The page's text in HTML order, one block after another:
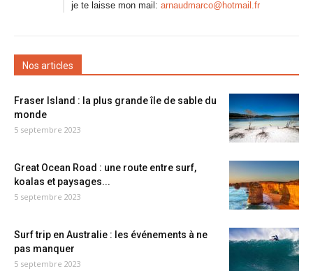
je te laisse mon mail: arnaudmarco@hotmail.fr
Nos articles
Fraser Island : la plus grande île de sable du
monde
5 septembre 2023
Great Ocean Road : une route entre surf,
koalas et paysages...
5 septembre 2023
Surf trip en Australie : les événements à ne
pas manquer
5 septembre 2023